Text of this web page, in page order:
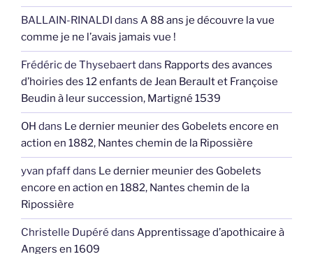
BALLAIN-RINALDI dans A 88 ans je découvre la vue
comme je ne l’avais jamais vue !
Frédéric de Thysebaertdans Rapports des avances
d’hoiries des 12 enfants de Jean Berault et Françoise
Beudin à leur succession, Martigné 1539
OH dans Le dernier meunier des Gobelets encore en
action en 1882, Nantes chemin de la Ripossière
yvan pfaffdans Le dernier meunier des Gobelets
encore en action en 1882, Nantes chemin de la
Ripossière
Christelle Dupéré dans Apprentissage d’apothicaire à
Angers en 1609